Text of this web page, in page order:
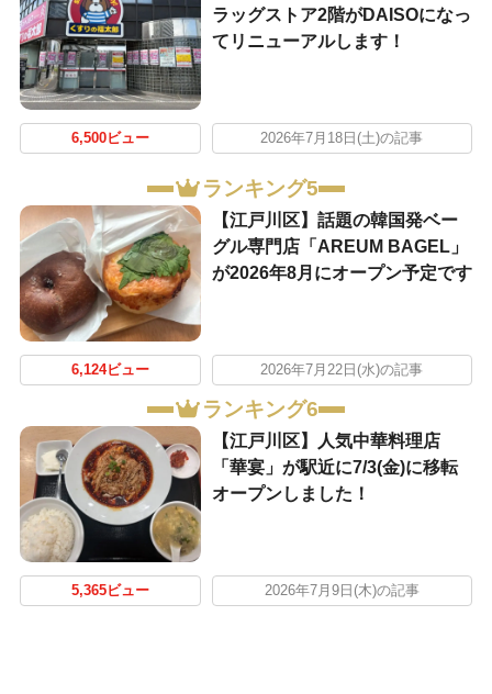
ラッグストア2階がDAISOになっ
てリニューアルします！
6,500ビュー 2026年7月18日(土)の記事
ランキング5
【江戸川区】話題の韓国発ベー
グル専門店「AREUM BAGEL」
が2026年8月にオープン予定です
6,124ビュー 2026年7月22日(水)の記事
ランキング6
【江戸川区】人気中華料理店
「華宴」が駅近に7/3(金)に移転
オープンしました！
5,365ビュー 2026年7月9日(木)の記事